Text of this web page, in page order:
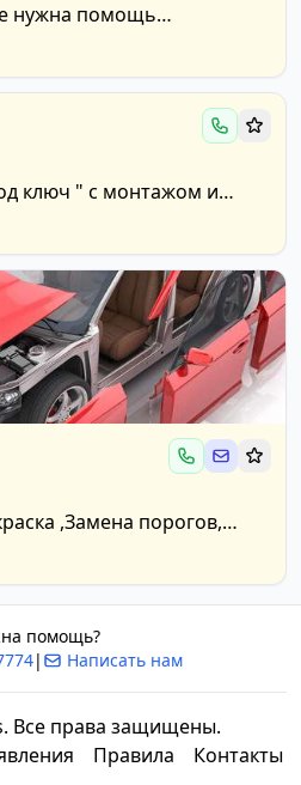
нужна помощь
... на продукты и так далее
ключ " с монтажом и
Большой выбор
,Замена порогов,
сложность
помощь?
| Написать нам
Все права защищены.
Правила Контакты